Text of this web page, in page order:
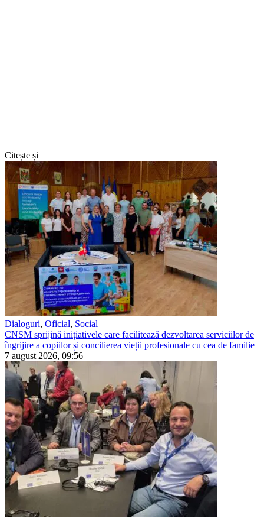
Citește și
Dialoguri, Oficial, Social
CNSM sprijină inițiativele care facilitează dezvoltarea serviciilor de
îngrijire a copiilor și concilierea vieții profesionale cu cea de familie
7 august 2026, 09:56